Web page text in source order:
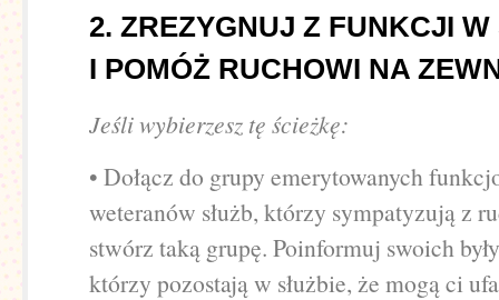
2. ZREZYGNUJ Z FUNKCJI W
I POMÓŻ RUCHOWI NA
Jeśli wybierzesz tę ścieżkę:
• Dołącz do grupy emerytowanych
weteranów służb, którzy sympatyzują z
stwórz taką grupę. Poinformuj swoich
którzy pozostają w służbie, że mogą ci